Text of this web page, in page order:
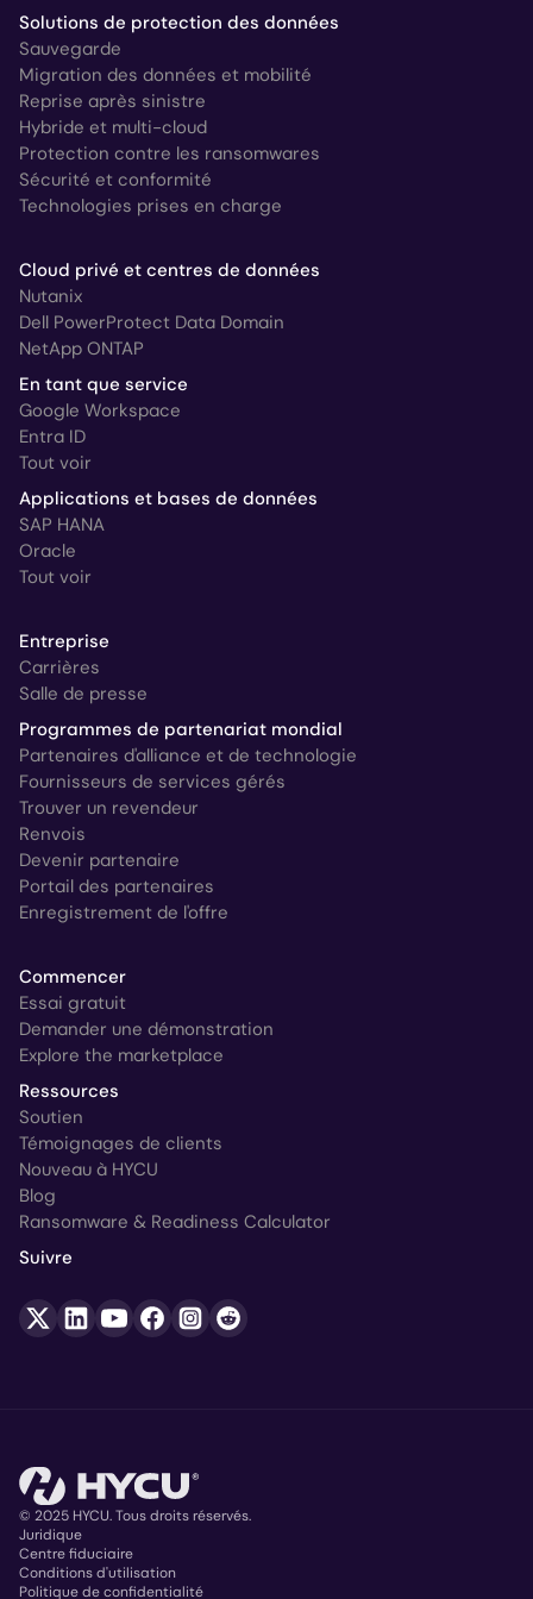
Solutions de protection des données
Sauvegarde
Migration des données et mobilité
Reprise après sinistre
Hybride et multi-cloud
Protection contre les ransomwares
Sécurité et conformité
Technologies prises en charge
Cloud privé et centres de données
Nutanix
Dell PowerProtect Data Domain
NetApp ONTAP
En tant que service
Google Workspace
Entra ID
Tout voir
Applications et bases de données
SAP HANA
Oracle
Tout voir
Entreprise
Carrières
Salle de presse
Programmes de partenariat mondial
Partenaires d'alliance et de technologie
Fournisseurs de services gérés
Trouver un revendeur
Renvois
Devenir partenaire
Portail des partenaires
Enregistrement de l'offre
Commencer
Essai gratuit
Demander une démonstration
Explore the marketplace
Ressources
Soutien
Témoignages de clients
Nouveau à HYCU
Blog
Ransomware & Readiness Calculator
Suivre
Copyright
© 2025 HYCU. Tous droits réservés.
Juridique
Centre fiduciaire
Conditions d'utilisation
Politique de confidentialité